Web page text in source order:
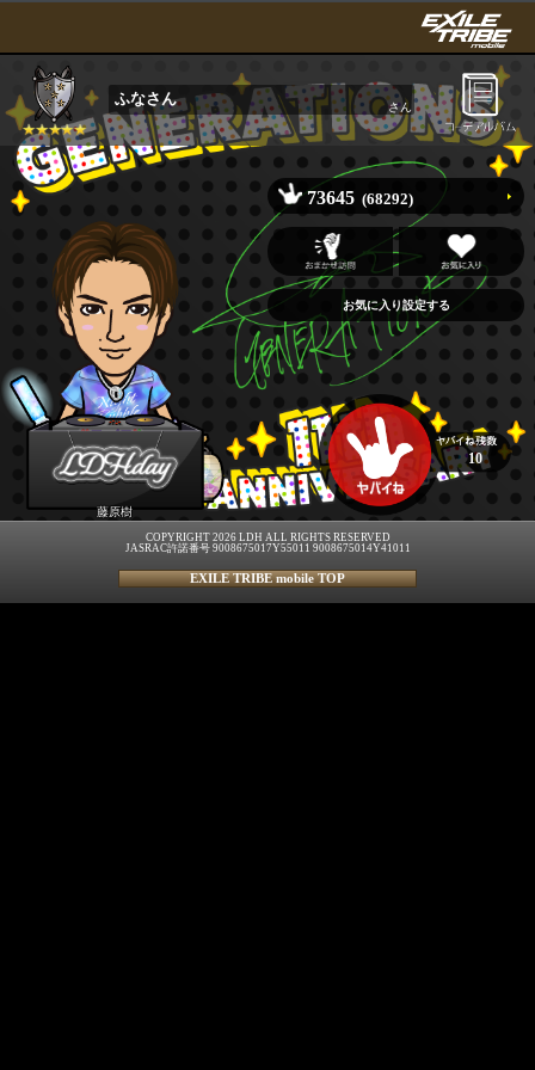
ふなさん さん
藤原樹
73645 (68292)
10
COPYRIGHT 2026 LDH ALL RIGHTS RESERVED
JASRAC許諾番号 9008675017Y55011 9008675014Y41011
EXILE TRIBE mobile TOP